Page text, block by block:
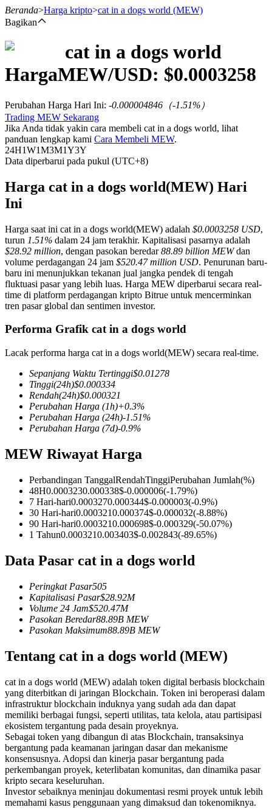
USDT Berjangka
COIN-M Berjangka
Mata Uang Kripto Berjangka
TradFi
Derivatif saham, forex, logam mulia, dan komoditas
USDC Berjangka
Kontrak berjangka menggunakan USDC sebagai jaminannya
Copy Trading
Bergabunglah dengan pedagang top
Beranda>Harga kripto>cat in a dogs world (MEW)
Bagikan
cat in a dogs world
HargaMEW/USD: $0.0003258
Perubahan Harga Hari Ini: -0.000004846 （-1.51%）
Trading MEW Sekarang
Jika Anda tidak yakin cara membeli cat in a dogs world, lihat
panduan lengkap kami Cara Membeli MEW.
24H1W1M3M1Y3Y
Data diperbarui pada pukul (UTC+8)
Harga cat in a dogs world(MEW) Hari
Ini
Harga saat ini cat in a dogs world(MEW) adalah $0.0003258 USD,
turun 1.51% dalam 24 jam terakhir. Kapitalisasi pasarnya adalah
$28.92 million, dengan pasokan beredar88.89 billion MEWdan
volume perdagangan 24 jam $520.47 million USD. Penurunan baru-
baru ini menunjukkan tekanan jual jangka pendek di tengah
fluktuasi pasar yang lebih luas. Harga MEW diperbarui secara real-
time di platform perdagangan kripto Bitrue untuk mencerminkan
tren pasar global dan sentimen investor.
Performa Grafik cat in a dogs world
Lacak performa harga cat in a dogs world(MEW) secara real-time.
Sepanjang Waktu Tertinggi$0.01278
Tinggi(24h)$0.000334
Rendah(24h)$0.000321
Perubahan Harga (1h)+0.3%
Perubahan Harga (24h)-1.51%
Perubahan Harga (7d)-0.9%
MEW Riwayat Harga
Perbandingan TanggalRendahTinggiPerubahan Jumlah(%)
48H0.0003230.000338$-0.000006(-1.79%)
7 Hari-hari0.0003270.000344$-0.000003(-0.9%)
30 Hari-hari0.0003210.000374$-0.000032(-8.88%)
90 Hari-hari0.0003210.000698$-0.000329(-50.07%)
1 Tahun0.0003210.003403$-0.002843(-89.65%)
Data Pasar cat in a dogs world
Peringkat Pasar505
Kapitalisasi Pasar$28.92M
Volume 24 Jam$520.47M
Pasokan Beredar88.89B MEW
Pasokan Maksimum88.89B MEW
Tentang cat in a dogs world (MEW)
cat in a dogs world (MEW) adalah token digital berbasis blockchain
yang diterbitkan di jaringan Blockchain. Token ini beroperasi dalam
infrastruktur blockchain induknya yang sudah ada dan dapat
memiliki berbagai fungsi, seperti utilitas, tata kelola, atau partisipasi
ekosistem tergantung pada desain proyeknya.
Sebagai token yang dibangun di atas Blockchain, transaksinya
bergantung pada keamanan jaringan dasar dan mekanisme
konsensusnya. Adopsi dan kinerja pasar bergantung pada
perkembangan proyek, keterlibatan komunitas, dan dinamika pasar
kripto secara keseluruhan.
Investor sebaiknya meninjau dokumentasi resmi proyek untuk lebih
memahami kasus penggunaan yang dimaksud dan tokenomiknya.